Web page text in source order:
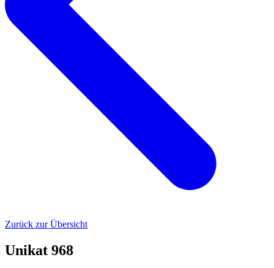
Zurück zur Übersicht
Unikat 968